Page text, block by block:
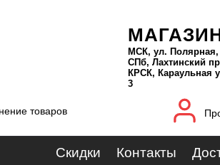
МСК, ул. Полярная,
СПб, Лахтинский
КРСК, Караульная
3
товаров
Скидки Контакты